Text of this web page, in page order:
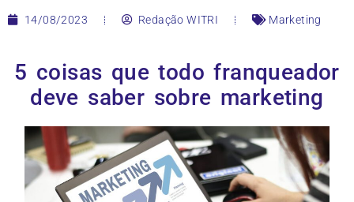
14/08/2023 Redação WITRI Marketing
5 coisas que todo franqueador
deve saber sobre marketing